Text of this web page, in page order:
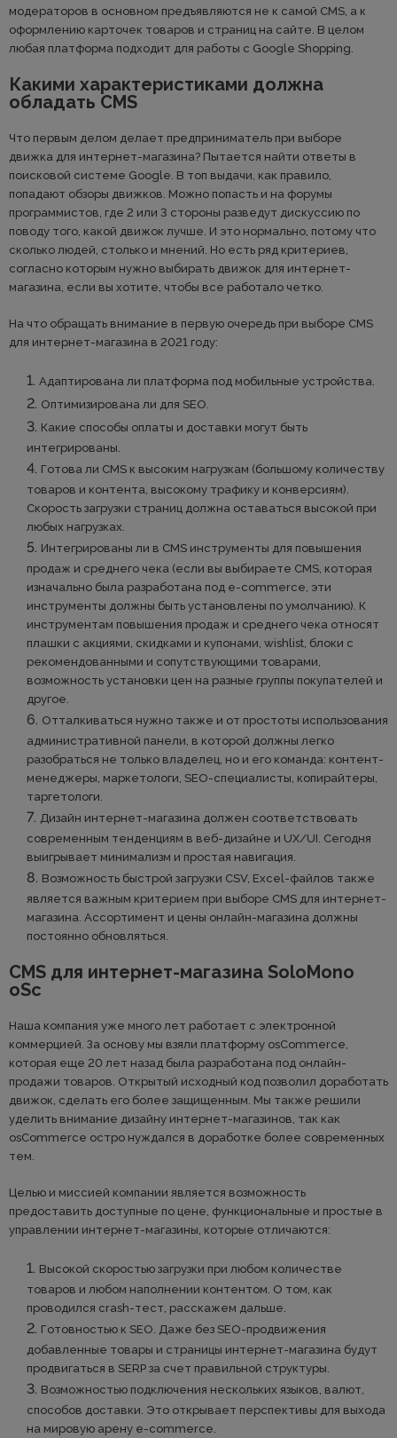
модераторов в основном предъявляются не к самой CMS, а к
оформлению карточек товаров и страниц на сайте. В целом
любая платформа подходит для работы с Google Shopping.
Какими характеристиками должна
обладать CMS
Что первым делом делает предприниматель при выборе
движка для интернет-магазина? Пытается найти ответы в
поисковой системе Google. В топ выдачи, как правило,
попадают обзоры движков. Можно попасть и на форумы
программистов, где 2 или 3 стороны разведут дискуссию по
поводу того, какой движок лучше. И это нормально, потому что
сколько людей, столько и мнений. Но есть ряд критериев,
согласно которым нужно выбирать движок для интернет-
магазина, если вы хотите, чтобы все работало четко.
На что обращать внимание в первую очередь при выборе CMS
для интернет-магазина в 2021 году:
Адаптирована ли платформа под мобильные устройства.
Оптимизирована ли для SEO.
Какие способы оплаты и доставки могут быть
интегрированы.
Готова ли CMS к высоким нагрузкам (большому количеству
товаров и контента, высокому трафику и конверсиям).
Скорость загрузки страниц должна оставаться высокой при
любых нагрузках.
Интегрированы ли в CMS инструменты для повышения
продаж и среднего чека (если вы выбираете CMS, которая
изначально была разработана под e-commerce, эти
инструменты должны быть установлены по умолчанию). К
инструментам повышения продаж и среднего чека относят
плашки с акциями, скидками и купонами, wishlist, блоки с
рекомендованными и сопутствующими товарами,
возможность установки цен на разные группы покупателей и
другое.
Отталкиваться нужно также и от простоты использования
административной панели, в которой должны легко
разобраться не только владелец, но и его команда: контент-
менеджеры, маркетологи, SEO-специалисты, копирайтеры,
таргетологи.
Дизайн интернет-магазина должен соответствовать
современным тенденциям в веб-дизайне и UX/UI. Сегодня
выигрывает минимализм и простая навигация.
Возможность быстрой загрузки CSV, Excel-файлов также
является важным критерием при выборе CMS для интернет-
магазина. Ассортимент и цены онлайн-магазина должны
постоянно обновляться.
CMS для интернет-магазина SoloMono
oSc
Наша компания уже много лет работает с электронной
коммерцией. За основу мы взяли платформу osCommerce,
которая еще 20 лет назад была разработана под онлайн-
продажи товаров. Открытый исходный код позволил доработать
движок, сделать его более защищенным. Мы также решили
уделить внимание дизайну интернет-магазинов, так как
osCommerce остро нуждался в доработке более современных
тем.
Целью и миссией компании является возможность
предоставить доступные по цене, функциональные и простые в
управлении интернет-магазины, которые отличаются:
Высокой скоростью загрузки при любом количестве
товаров и любом наполнении контентом. О том, как
проводился crash-тест, расскажем дальше.
Готовностью к SEO. Даже без SEO-продвижения
добавленные товары и страницы интернет-магазина будут
продвигаться в SERP за счет правильной структуры.
Возможностью подключения нескольких языков, валют,
способов доставки. Это открывает перспективы для выхода
на мировую арену e-commerce.